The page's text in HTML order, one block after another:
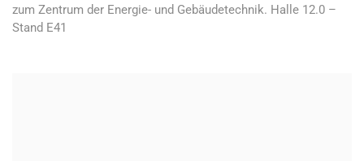
zum Zentrum der Energie- und Gebäudetechnik. Halle 12.0 –
Stand E41